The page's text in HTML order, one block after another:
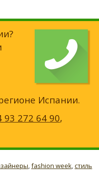
Испании.
93 272 64 90,
,fashion week,стиль